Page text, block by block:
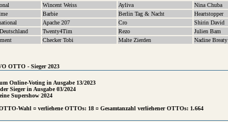
Wincent Weiss Ayliva
Nina Chuba
Barbie Berlin Tag & Nacht
Heartstopper
Apache 207 Cro
Shirin David
Twenty4Tim Rezo
Julien Bam
Checker Tobi Malte Zierden Nadine Breaty
OTTO - Sieger 2023
Online-Voting in Ausgabe 13/2023
Sieger in Ausgabe 03/2024
Supershow 2024
Wahl ¤ verliehene OTTOs: 18 ¤ Gesamtanzahl verliehener OTTOs: 1.664